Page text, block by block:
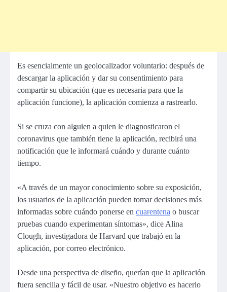
Es esencialmente un geolocalizador voluntario: después de
descargar la aplicación y dar su consentimiento para
compartir su ubicación (que es necesaria para que la
aplicación funcione), la aplicación comienza a rastrearlo.
Si se cruza con alguien a quien le diagnosticaron el
coronavirus que también tiene la aplicación, recibirá una
notificación que le informará cuándo y durante cuánto
tiempo.
«A través de un mayor conocimiento sobre su exposición,
los usuarios de la aplicación pueden tomar decisiones más
informadas sobre cuándo ponerse en cuarentena o buscar
pruebas cuando experimentan síntomas», dice Alina
Clough, investigadora de Harvard que trabajó en la
aplicación, por correo electrónico.
Desde una perspectiva de diseño, querían que la aplicación
fuera sencilla y fácil de usar. «Nuestro objetivo es hacerlo